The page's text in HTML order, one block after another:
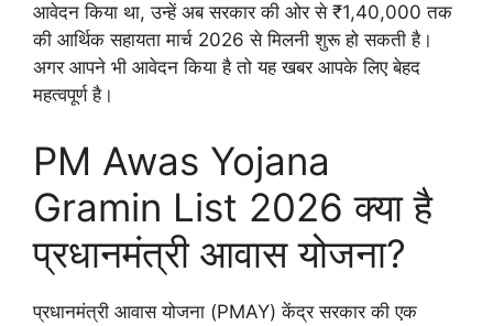
आवेदन किया था, उन्हें अब सरकार की ओर से ₹1,40,000 तक
की आर्थिक सहायता मार्च 2026 से मिलनी शुरू हो सकती है।
अगर आपने भी आवेदन किया है तो यह खबर आपके लिए बेहद
महत्वपूर्ण है।
PM Awas Yojana
Gramin List 2026 क्या है
प्रधानमंत्री आवास योजना?
प्रधानमंत्री आवास योजना (PMAY) केंद्र सरकार की एक